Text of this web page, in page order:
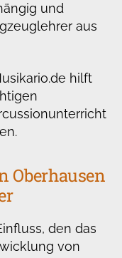
und
aus
hilft
Oberhausen
den das
von